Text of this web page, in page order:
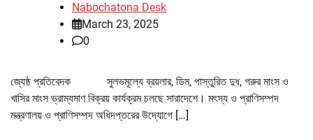
Nabochatona Desk
March 23, 2025
0
জ্যেষ্ঠ প্রতিবেদক সুলভমূল্যে ব্রয়লার, ডিম, পাস্তুরিত দুধ, গরুর মাংস ও
খাসির মাংস ভ্রাম্যমাণ বিক্রয় কার্যক্রম চলছে সারাদেশে। মৎস্য ও প্রাণিসম্পদ
মন্ত্রণালয় ও প্রাণিসম্পদ অধিদপ্তরের উদ্যোগে […]